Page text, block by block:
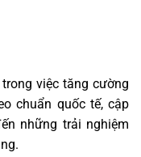
việc tăng cường
chuẩn quốc tế, cập
những trải nghiệm